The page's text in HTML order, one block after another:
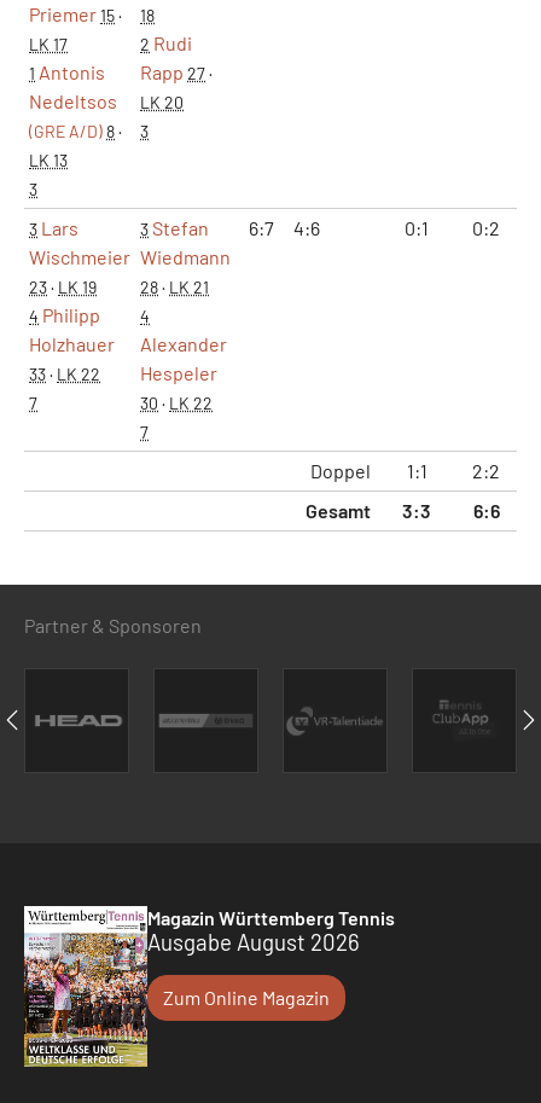
Priemer15·
LK 17
1 Antonis
Nedeltsos
(GRE A/D)8·
LK 13
3
18
2 Rudi
Rapp 27·
LK 20
3
3 Lars
Wischmeier
23· LK 19
4 Philipp
Holzhauer
33· LK 22
7
3Stefan
Wiedmann
28· LK 21
4
Alexander
Hespeler
30 · LK 22
7
6:7 4:6 0:1 0:2
Doppel 1:1 2:2
Gesamt
3:3 6:6
Partner & Sponsoren
Magazin Württemberg Tennis
Ausgabe August 2026
Zum Online Magazin